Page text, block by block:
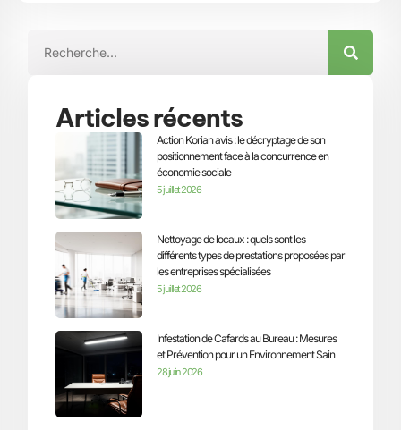
Articles récents
Action Korian avis : le décryptage de son
positionnement face à la concurrence en
économie sociale
5 juillet 2026
Nettoyage de locaux : quels sont les
différents types de prestations proposées par
les entreprises spécialisées
5 juillet 2026
Infestation de Cafards au Bureau : Mesures
et Prévention pour un Environnement Sain
28 juin 2026